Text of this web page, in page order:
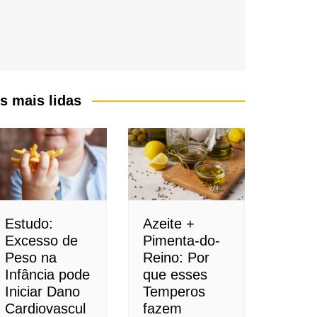
mais lidas
Estudo:
Excesso de
Peso na
Infância pode
Iniciar Dano
Cardiovascul
Azeite +
Pimenta-do-
Reino: Por
que esses
Temperos
fazem